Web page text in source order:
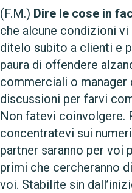
(F.M.) Dire le cose in
che alcune condizioni
ditelo subito a clienti e
paura di offendere
commerciali o manager
discussioni per farvi
Non fatevi coinvolgere.
concentratevi sui
partner saranno per voi
primi che cercheranno
voi. Stabilite sin